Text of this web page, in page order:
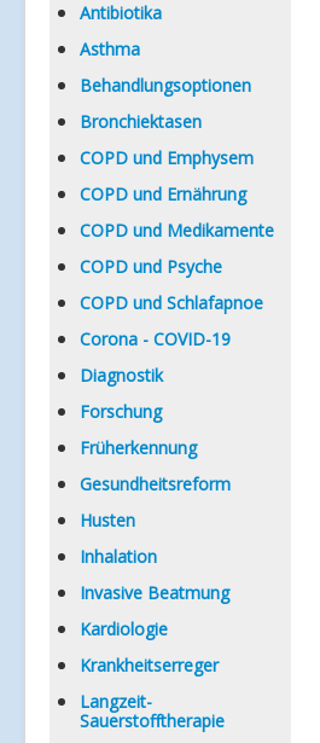
Informationen
Antibiotika
Asthma
Behandlungsoptionen
Bronchiektasen
COPD und Emphysem
COPD und Ernährung
COPD und Medikamente
COPD und Psyche
COPD und Schlafapnoe
Corona - COVID-19
Diagnostik
Forschung
Früherkennung
Gesundheitsreform
Husten
Inhalation
Invasive Beatmung
Kardiologie
Krankheitserreger
Langzeit-
Sauerstofftherapie